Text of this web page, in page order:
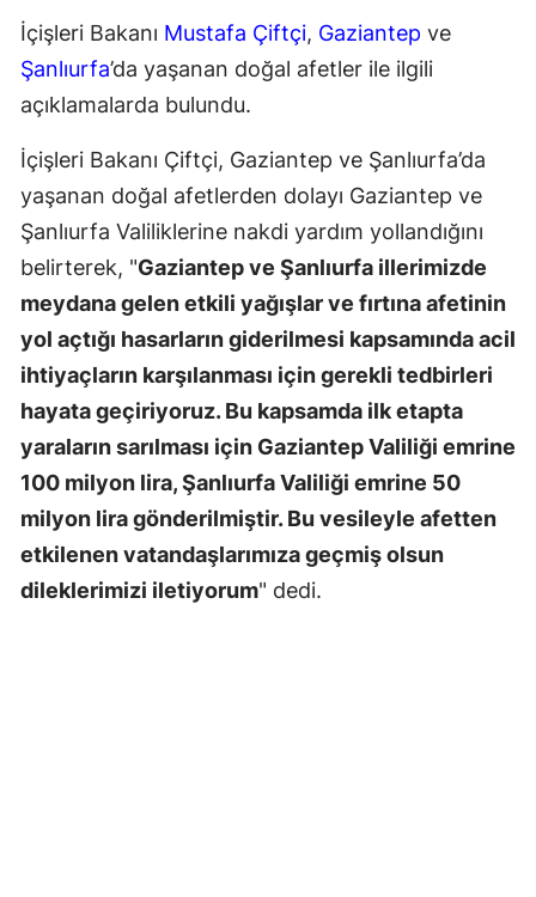
İçişleri Bakanı Mustafa Çiftçi, Gaziantep ve
Şanlıurfa’da yaşanan doğal afetler ile ilgili
açıklamalarda bulundu.
İçişleri Bakanı Çiftçi, Gaziantep ve Şanlıurfa’da
yaşanan doğal afetlerden dolayı Gaziantep ve
Şanlıurfa Valiliklerine nakdi yardım yollandığını
belirterek, "Gaziantep ve Şanlıurfa illerimizde
meydana gelen etkili yağışlar ve fırtına afetinin
yol açtığı hasarların giderilmesi kapsamında acil
ihtiyaçların karşılanması için gerekli tedbirleri
hayata geçiriyoruz. Bu kapsamda ilk etapta
yaraların sarılması için Gaziantep Valiliği emrine
100 milyon lira, Şanlıurfa Valiliği emrine 50
milyon lira gönderilmiştir. Bu vesileyle afetten
etkilenen vatandaşlarımıza geçmiş olsun
dileklerimizi iletiyorum" dedi.